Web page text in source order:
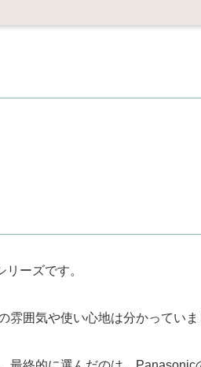
ーズです。
囲気や使い心地は分かっていま